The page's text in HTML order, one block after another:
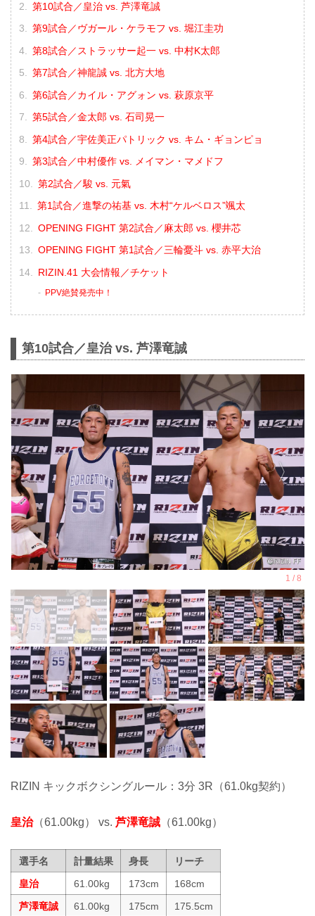
第10試合／皇治 vs. 芦澤竜誠
第9試合／ヴガール・ケラモフ vs. 堀江圭功
第8試合／ストラッサー起一 vs. 中村K太郎
第7試合／神龍誠 vs. 北方大地
第6試合／カイル・アグォン vs. 萩原京平
第5試合／金太郎 vs. 石司晃一
第4試合／宇佐美正パトリック vs. キム・ギョンピョ
第3試合／中村優作 vs. メイマン・マメドフ
第2試合／駿 vs. 元氣
第1試合／進撃の祐基 vs. 木村“ケルベロス”颯太
OPENING FIGHT 第2試合／麻太郎 vs. 櫻井芯
OPENING FIGHT 第1試合／三輪憂斗 vs. 赤平大治
RIZIN.41 大会情報／チケット
PPV絶賛発売中！
第10試合／皇治 vs. 芦澤竜誠
RIZIN キックボクシングルール：3分 3R（61.0kg契約）
皇治（61.00kg） vs. 芦澤竜誠 （61.00kg）
選手名 計量結果 身長
リーチ
皇治
61.00kg 173cm
168cm
芦澤竜誠
61.00kg 175cm
175.5cm